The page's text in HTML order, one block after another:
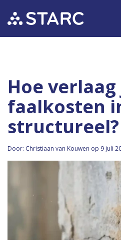
Hoe verlaag
faalkosten
structureel?
Door: Christiaan van Kouwen op 9 juli